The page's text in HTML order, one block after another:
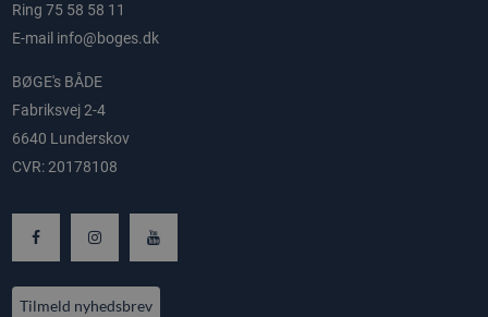
Ring 75 58 58 11
E-mail info@boges.dk
BØGE's BÅDE
Fabriksvej 2-4
6640 Lunderskov
CVR: 20178108
Tilmeld nyhedsbrev